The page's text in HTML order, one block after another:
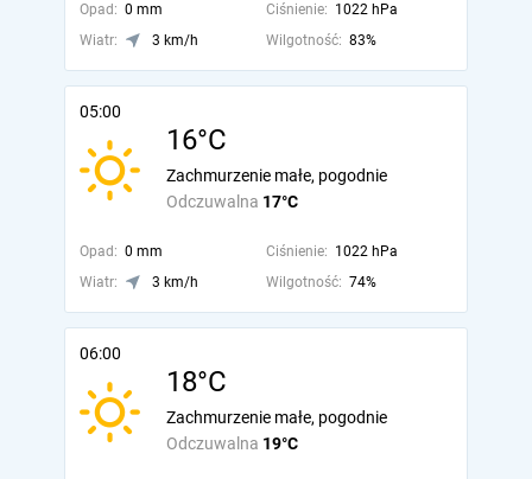
Opad: 0 mm Ciśnienie: 1022 hPa
Wiatr:
3 km/h Wilgotność: 83%
05:00
16°C
Odczuwalna 17°C
Zachmurzenie małe, pogodnie
Opad: 0 mm Ciśnienie: 1022 hPa
Wiatr:
3 km/h Wilgotność: 74%
06:00
18°C
Odczuwalna 19°C
Zachmurzenie małe, pogodnie